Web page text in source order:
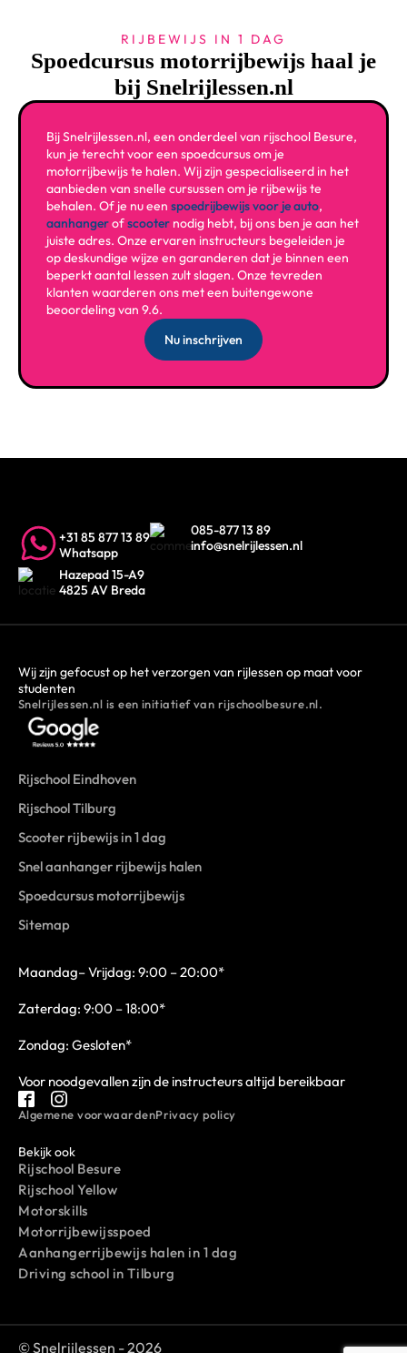
RIJBEWIJS IN 1 DAG
Spoedcursus motorrijbewijs haal je
bij Snelrijlessen.nl
Bij Snelrijlessen.nl, een onderdeel van rijschool Besure,
kun je terecht voor een spoedcursus om je
motorrijbewijs te halen. Wij zijn gespecialiseerd in het
aanbieden van snelle cursussen om je rijbewijs te
behalen. Of je nu een spoedrijbewijs voor je auto,
aanhangerofscooter nodig hebt, bij ons ben je aan het
juiste adres. Onze ervaren instructeurs begeleiden je
op deskundige wijze en garanderen dat je binnen een
beperkt aantal lessen zult slagen. Onze tevreden
klanten waarderen ons met een buitengewone
beoordeling van 9.6.
Nu inschrijven
+31 85 877 13 89
Whatsapp
085-877 13 89
info@snelrijlessen.nl
Hazepad 15-A9
4825 AV Breda
Wij zijn gefocust op het verzorgen van rijlessen op maat voor
studenten
Snelrijlessen.nl is een initiatief van rijschoolbesure.nl.
Rijschool Eindhoven
Rijschool Tilburg
Scooter rijbewijs in 1 dag
Snel aanhanger rijbewijs halen
Spoedcursus motorrijbewijs
Sitemap
Maandag– Vrijdag: 9:00 – 20:00*
Zaterdag: 9:00 – 18:00*
Zondag: Gesloten*
Voor noodgevallen zijn de instructeurs altijd bereikbaar
Algemene voorwaardenPrivacy policy
Bekijk ook
Rijschool Besure
Rijschool Yellow
Motorskills
Motorrijbewijsspoed
Aanhangerrijbewijs halen in 1 dag
Driving school in Tilburg
© Snelrijlessen -2026